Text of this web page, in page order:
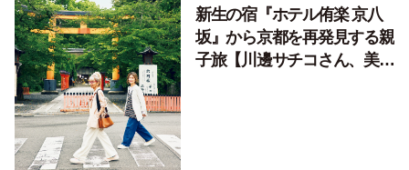
新生の宿『ホテル侑楽 京八
坂』から京都を再発見する親
子旅【川邊サチコさん、美木